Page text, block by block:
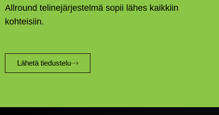
Allround telinejärjestelmä sopii lähes kaikkiin
kohteisiin.
Lähetä tiedustelu